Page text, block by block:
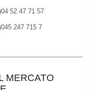
52 47 71 57
247 715 7
MERCATO